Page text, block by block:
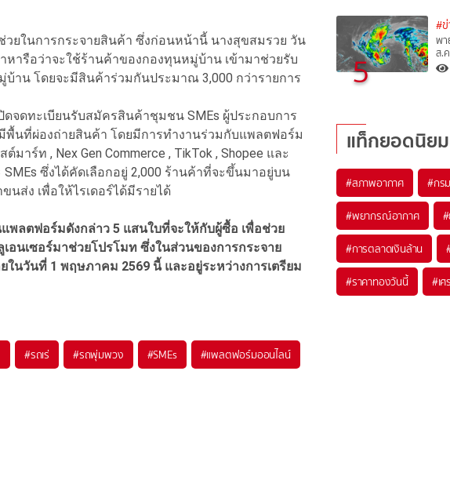
ยในการกระจายสินค้า ซึ่งก่อนหน้านี้ นางสุขสมรวย วัน
ารือว่าจะใช้ร้านค้าของกองทุนหมู่บ้าน เข้ามาช่วยรับ
าน โดยจะมีสินค้าร่วมกันประมาณ 3,000 กว่ารายการ
จดทะเบียนรับสมัครสินค้าชุมชน SMEs ผู้ประกอบการ
พื้นที่ผ่องถ่ายสินค้า โดยมีการทำงานร่วมกับแพลตฟอร์ม
ร์ท , Nex Gen Commerce , TikTok , Shopee และ
ซึ่งได้คัดเลือกอยู่ 2,000 ร้านค้าที่จะขึ้นมาอยู่บน
ส่ง เพื่อให้ไรเดอร์ได้มีรายได้
ลตฟอร์มดังกล่าว 5 แสนใบที่จะให้กับผู้ซื้อ เพื่อช่วย
นเซอร์มาช่วยโปรโมท ซึ่งในส่วนของการกระจาย
ในวันที่ 1 พฤษภาคม 2569 นี้ และอยู่ระหว่างการเตรียม
#รถเร่ #รถพุ่มพวง #SMEs #แพลตฟอร์มออนไลน์
5
#
พา
ส.
แท็กยอดนิยม
#สภาพอากาศ #กร
#พยากรณ์อากาศ #
#การตลาดเงินล้าน
#ราคาทองวันนี้ #เ